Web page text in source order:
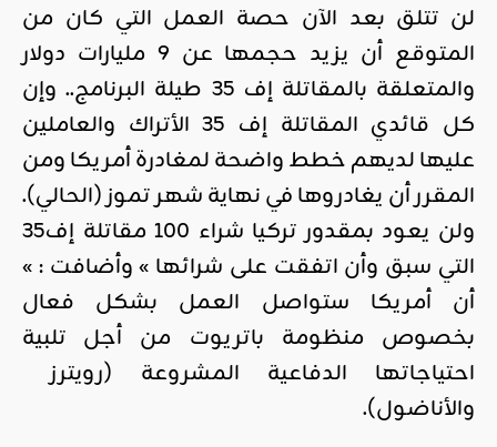
لن تتلق بعد الآن حصة العمل التي كان من
المتوقع أن يزيد حجمها عن 9 مليارات دولار
والمتعلقة بالمقاتلة إف 35 طيلة البرنامج.. وإن
كل قائدي المقاتلة إف 35 الأتراك والعاملين
عليها لديهم خطط واضحة لمغادرة أمريكا ومن
المقرر أن يغادروها في نهاية شهر تموز (الحالي).
ولن يعود بمقدور تركيا شراء 100 مقاتلة إف35
التي سبق وأن اتفقت على شرائها » وأضافت : »
أن أمريكا ستواصل العمل بشكل فعال
بخصوص منظومة باتريوت من أجل تلبية
احتياجاتها الدفاعية المشروعة (رويترز
والأناضول).